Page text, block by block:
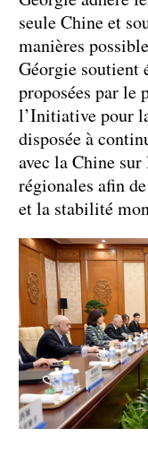
seule Chine et
manières
Géorgie soutient
proposées par le
l’Initiative pour
disposée à
avec la Chine
régionales afin
et la stabilité